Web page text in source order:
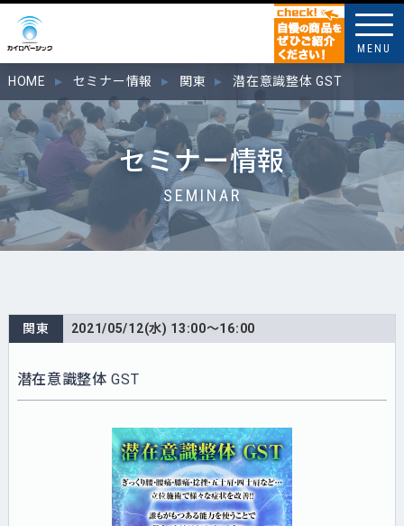
MENU
HOME セミナー情報 関東 潜在意識整体 GST
セミナー情報
SEMINAR
関東 2021/05/12(水) 13:00～16:00
潜在意識整体 GST